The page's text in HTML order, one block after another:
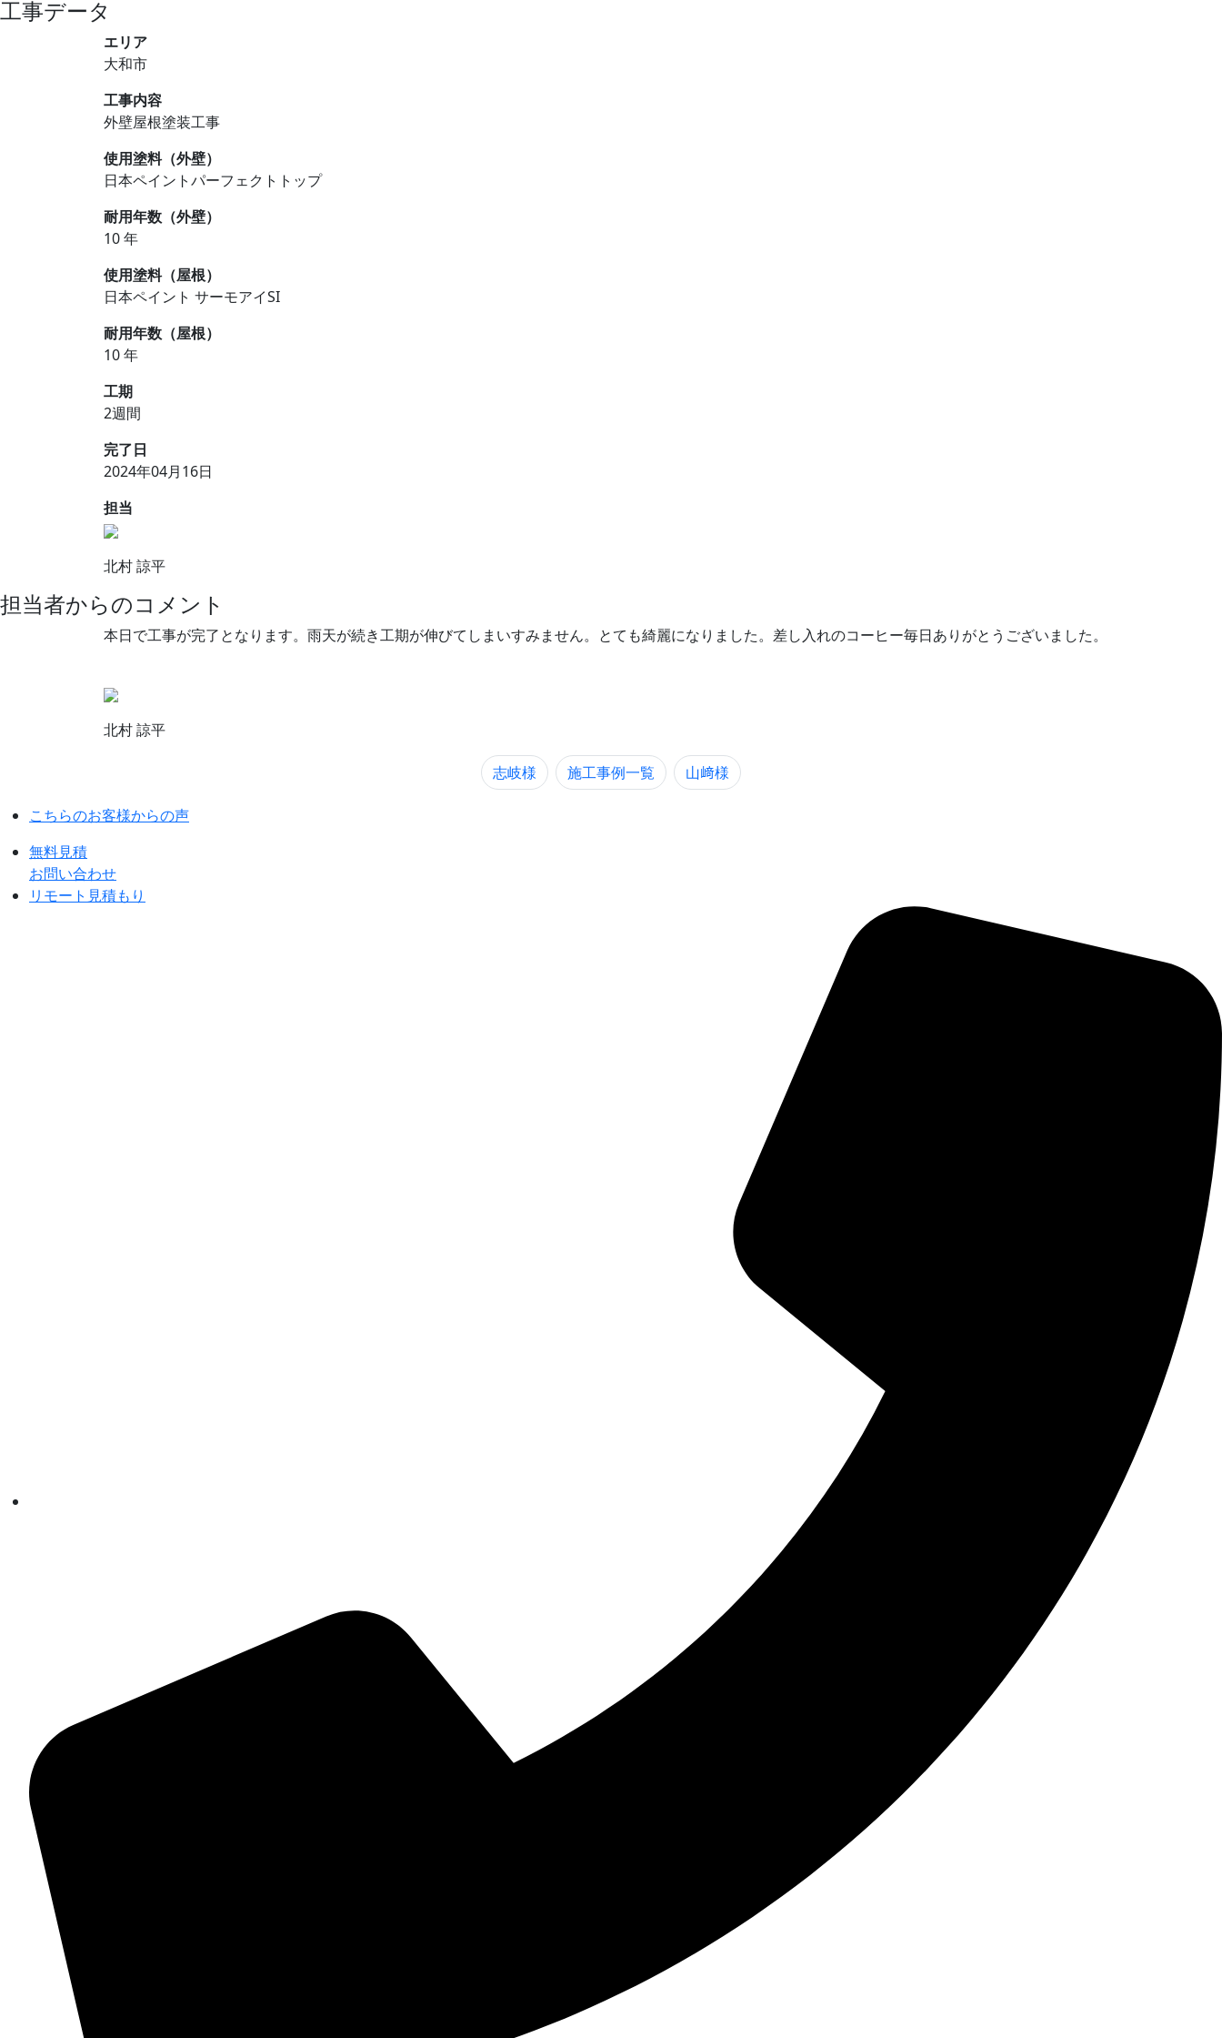
工事データ
エリア
大和市
工事内容
外壁屋根塗装工事
使用塗料（外壁）
日本ペイントパーフェクトトップ
耐用年数（外壁）
10 年
使用塗料（屋根）
日本ペイント サーモアイSI
耐用年数（屋根）
10 年
工期
2週間
完了日
2024年04月16日
担当
北村 諒平
担当者からのコメント
本日で工事が完了となります。雨天が続き工期が伸びてしまいすみません。とても綺麗になりました。差し入れのコーヒー毎日ありがとうございました。
北村 諒平
志岐様 施工事例一覧 山﨑様
こちらのお客様からの声
無料見積
お問い合わせ
リモート見積もり